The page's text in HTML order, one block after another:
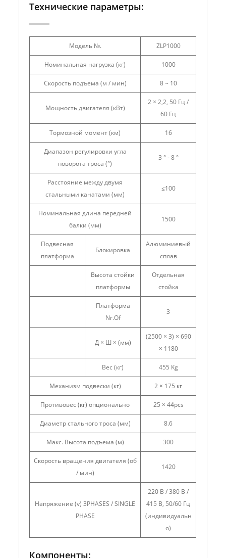
Технические параметры:
Модель №. ZLP1000
Номинальная нагрузка (кг) 1000
Скорость подъема (м / мин) 8 ~ 10
Мощность двигателя (кВт)
2 × 2,2, 50 Гц /
60 Гц
Тормозной момент (км) 16
Диапазон регулировки угла
поворота троса (°)
3 ° - 8 °
Расстояние между двумя
стальными канатами (мм)
≤100
Номинальная длина передней
балки (мм)
1500
Подвесная
платформа
Блокировка
Алюминиевый
сплав
Высота стойки
платформы
Отдельная
стойка
Платформа
Nr.Of
3
Д × Ш × (мм)
(2500 × 3) × 690
× 1180
Вес (кг) 455 Kg
Механизм подвески (кг) 2 × 175 кг
Противовес (кг) опционально 25 × 44pcs
Диаметр стального троса (мм) 8.6
Макс. Высота подъема (м) 300
Скорость вращения двигателя (об
/ мин)
1420
Напряжение (v) 3PHASES / SINGLE
PHASE
220 В / 380 В /
415 В, 50/60 Гц
(индивидуальн
о)
Компоненты: